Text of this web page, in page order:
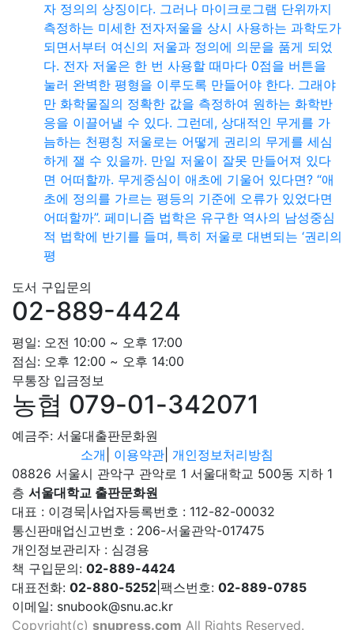
자 정의의 상징이다. 그러나 마이크로그램 단위까지
측정하는 미세한 전자저울을 상시 사용하는 과학도가
되면서부터 여신의 저울과 정의에 의문을 품게 되었
다. 전자 저울은 한 번 사용할 때마다 0점을 버튼을
눌러 완벽한 평형을 이루도록 만들어야 한다. 그래야
만 화학물질의 정확한 값을 측정하여 원하는 화학반
응을 이끌어낼 수 있다. 그런데, 상대적인 무게를 가
늠하는 천평칭 저울로는 어떻게 권리의 무게를 세심
하게 잴 수 있을까. 만일 저울이 잘못 만들어져 있다
면 어떠할까. 무게중심이 애초에 기울어 있다면? “애
초에 정의를 가르는 평등의 기준에 오류가 있었다면
어떠할까”. 페미니즘 법학은 유구한 역사의 남성중심
적 법학에 반기를 들며, 특히 저울로 대변되는 ‘권리의
평
도서 구입문의
02-889-4424
평일: 오전 10:00 ~ 오후 17:00
점심: 오후 12:00 ~ 오후 14:00
무통장 입금정보
농협 079-01-342071
예금주: 서울대출판문화원
소개
이용약관 개인정보처리방침
08826 서울시 관악구 관악로 1 서울대학교 500동 지하 1
층 서울대학교 출판문화원
대표 : 이경묵 사업자등록번호 : 112-82-00032
통신판매업신고번호 : 206-서울관악-017475
개인정보관리자 : 심경용
책 구입문의: 02-889-4424
대표전화: 02-880-5252 팩스번호: 02-889-0785
이메일: snubook@snu.ac.kr
Copyright(c) snupress.com All Rights Reserved.